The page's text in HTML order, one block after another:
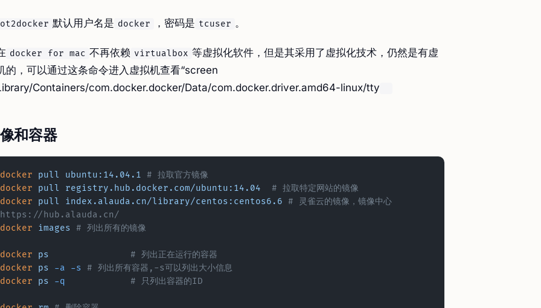
默认用户名是 docker ，密码是 tcuser 。
docker for mac 不再依赖 virtualbox 等虚拟化软件，但是其采用了虚拟化技术，仍然是有虚
的，可以通过这条命令进入虚拟机查看“screen
Containers/com.docker.docker/Data/com.docker.driver.amd64-linux/tty
和容器
docker pull ubuntu:14.04.1 # 拉取官方镜像
docker pull registry.hub.docker.com/ubuntu:14.04
  # 拉取特定网站的镜像
docker pull index.alauda.cn/library/centos:centos6.6 # 灵雀云的镜像，镜像中心
https://hub.alauda.cn/
docker images # 列出所有的镜像
docker ps
    		# 列出正在运行的容器
docker ps -a -s
	# 列出所有容器,-s可以列出大小信息
docker ps -q # 只列出容器的ID